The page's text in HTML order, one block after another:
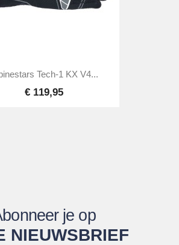
Tech-1 KX V4...
€ 119,95
je op
NIEUWSBRIEF